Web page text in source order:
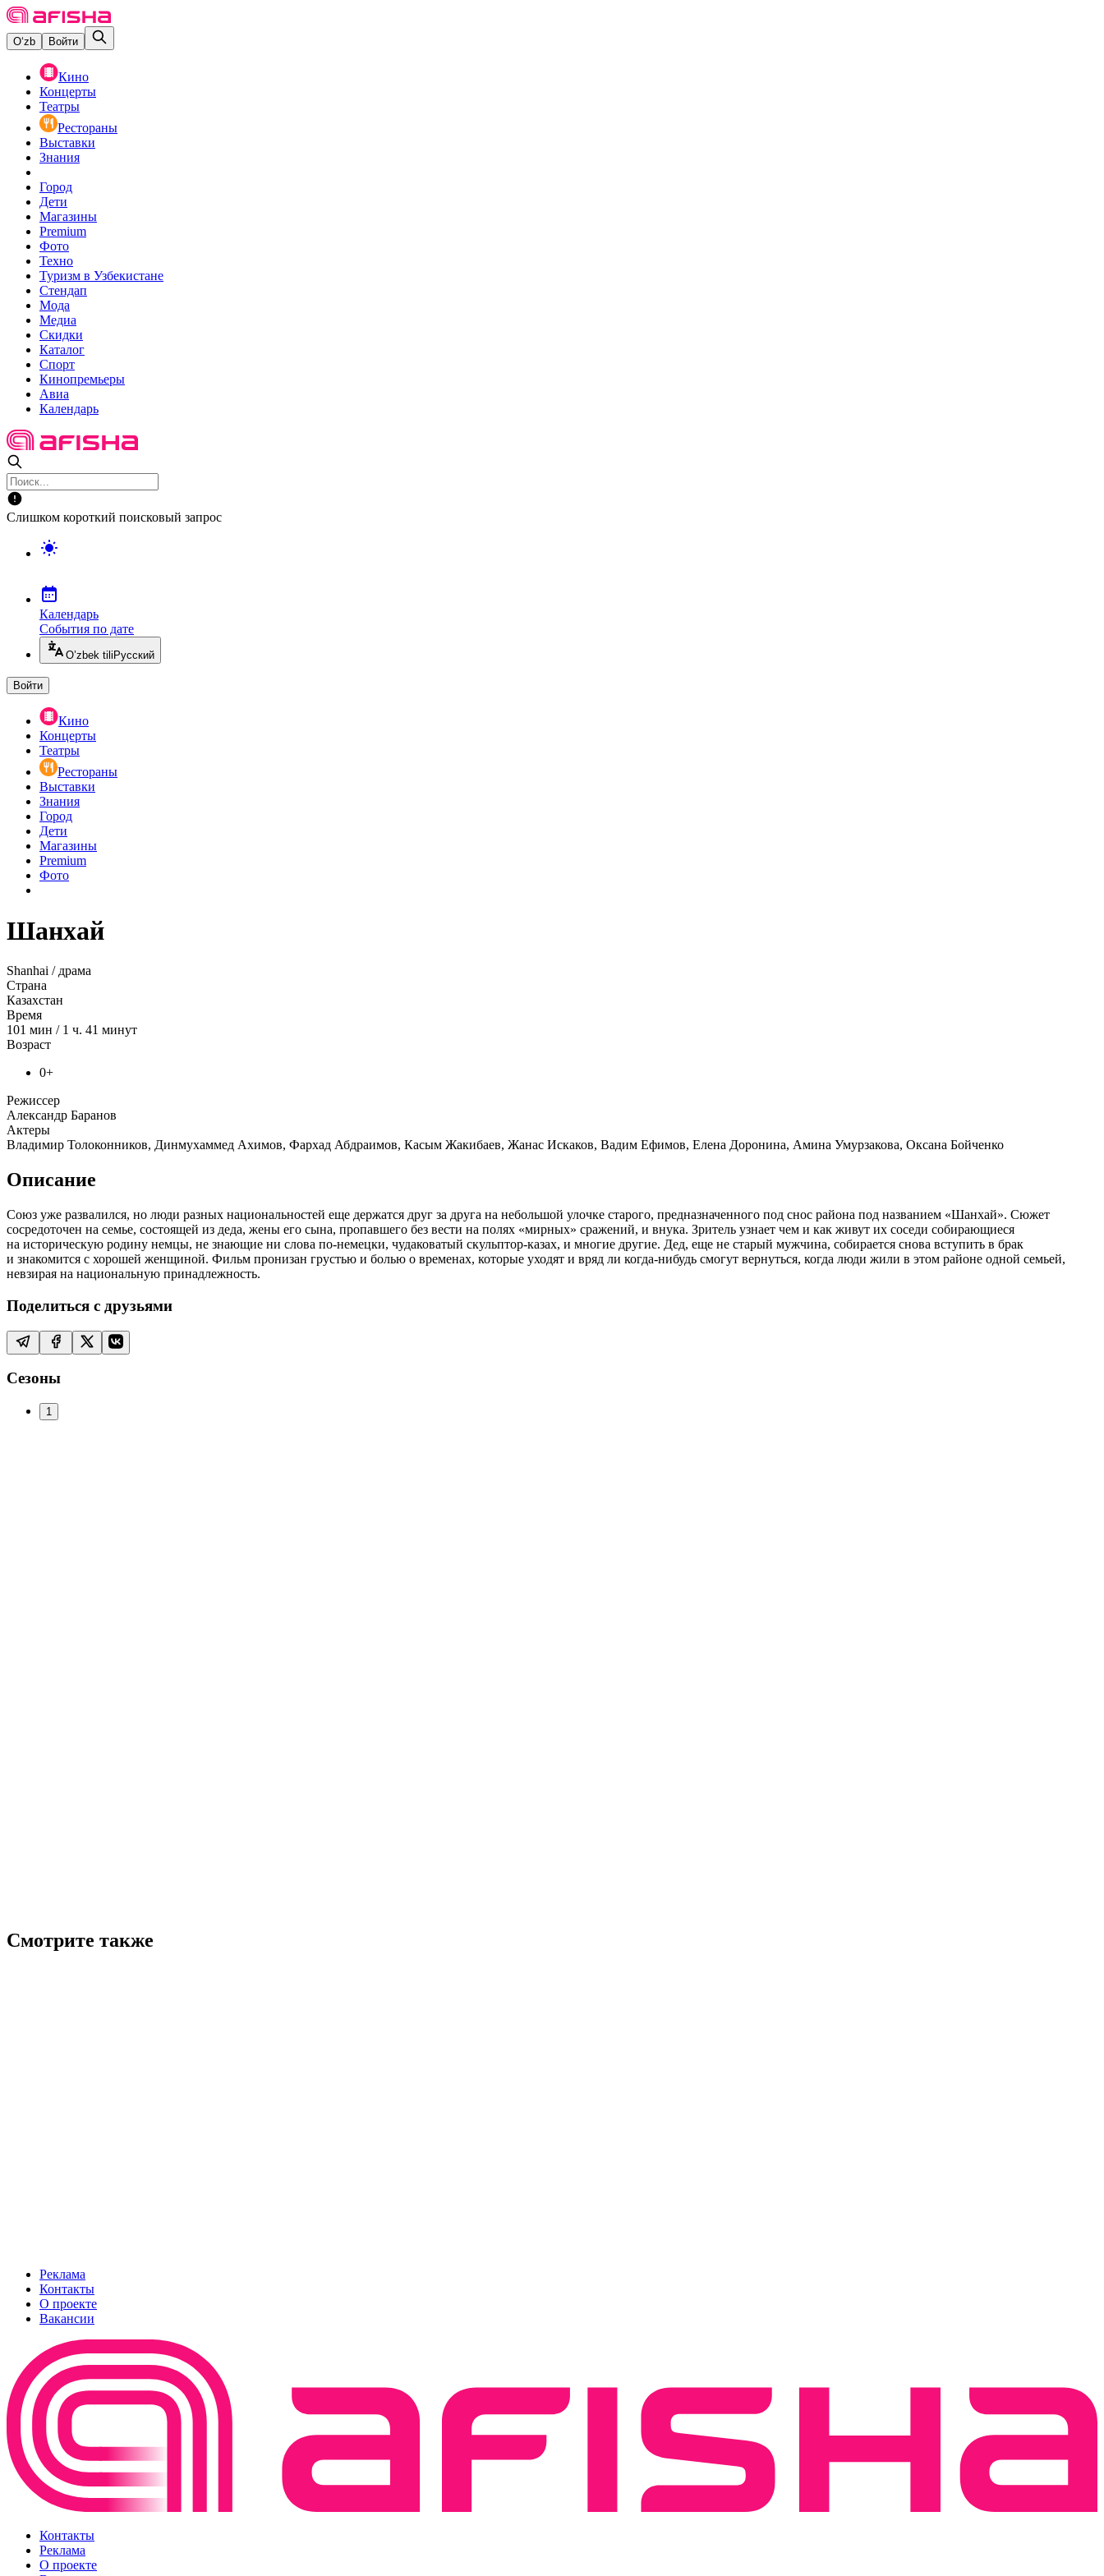
O‘zb Войти
Кино
Концерты
Театры
Рестораны
Выставки
Знания
Город
Дети
Магазины
Premium
Фото
Техно
Туризм в Узбекистане
Стендап
Мода
Медиа
Скидки
Каталог
Спорт
Кинопремьеры
Авиа
Календарь
Слишком короткий поисковый запрос
Календарь
События по дате
O’zbek tili Русский
Войти
Кино
Концерты
Театры
Рестораны
Выставки
Знания
Город
Дети
Магазины
Premium
Фото
Шанхай
Shanhai / драма
Страна
Казахстан
Время
101 мин / 1 ч. 41 минут
Возраст
0+
Режиссер
Александр Баранов
Актеры
Владимир Толоконников, Динмухаммед Ахимов, Фархад Абдраимов, Касым Жакибаев, Жанас Искаков, Вадим Ефимов, Елена Доронина, Амина Умурзакова, Оксана Бойченко
Описание
Союз уже развалился, но люди разных национальностей еще держатся друг за друга на небольшой улочке старого, предназначенного под снос района под названием «Шанхай». Сюжет
сосредоточен на семье, состоящей из деда, жены его сына, пропавшего без вести на полях «мирных» сражений, и внука. Зритель узнает чем и как живут их соседи собирающиеся
на историческую родину немцы, не знающие ни слова по-немецки, чудаковатый скульптор-казах, и многие другие. Дед, еще не старый мужчина, собирается снова вступить в брак
и знакомится с хорошей женщиной. Фильм пронизан грустью и болью о временах, которые уходят и вряд ли когда-нибудь смогут вернуться, когда люди жили в этом районе одной семьей,
невзирая на национальную принадлежность.
Поделиться с друзьями
Сезоны
1
Смотрите также
Реклама
Контакты
О проекте
Вакансии
Контакты
Реклама
О проекте